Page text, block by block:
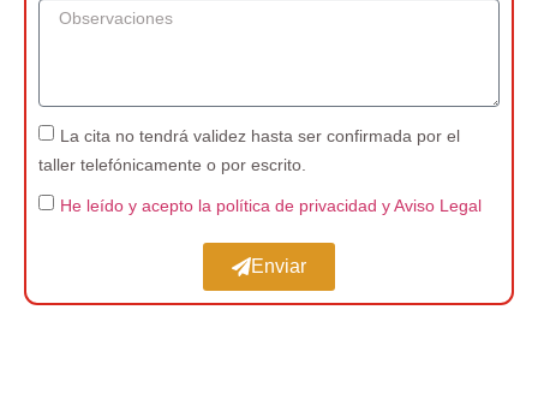
La cita no tendrá validez hasta ser confirmada por el
taller telefónicamente o por escrito.
He leído y acepto la política de privacidad y Aviso Legal
Enviar